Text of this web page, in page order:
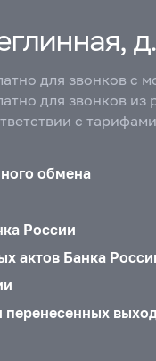
для звонков с
для звонков из
с
обмена
России
актов Банка
перенесенных